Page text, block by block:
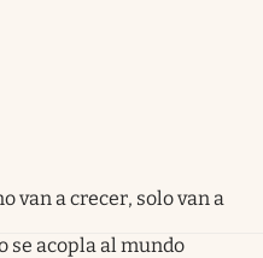
van a crecer, solo van a
se acopla al mundo